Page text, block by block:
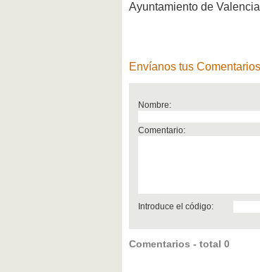
Ayuntamiento de
Envíanos tus Comentarios
Nombre:
Comentario:
Introduce el código:
Comentarios - total 0